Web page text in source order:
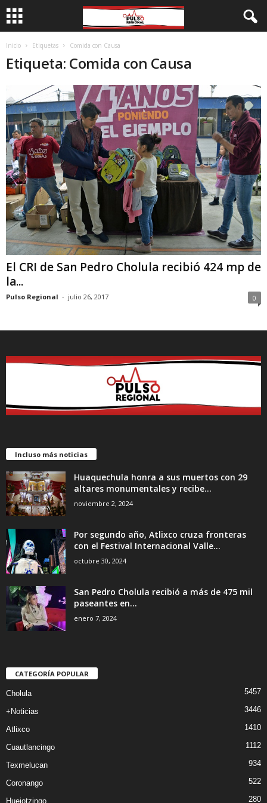
Inicio Etiquetas Comida con Causa
Etiqueta: Comida con Causa
El CRI de San Pedro Cholula recibió 424 mp de
la...
Pulso Regional - julio 26, 2017 0
Incluso más noticias
Huaquechula honra a sus muertos con 29
altares monumentales y recibe...
noviembre 2, 2024
Por segundo año, Atlixco cruza fronteras
con el Festival Internacional Valle...
octubre 30, 2024
San Pedro Cholula recibió a más de 475 mil
paseantes en...
enero 7, 2024
CATEGORÍA POPULAR
Cholula 5457
+Noticias 3446
Atlixco 1410
Cuautlancingo 1112
Texmelucan 934
Coronango 522
Huejotzingo 280